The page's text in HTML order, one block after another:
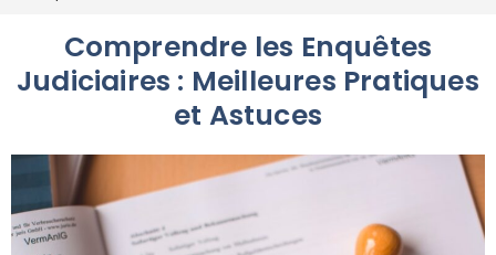
Comprendre les Enquêtes
Judiciaires : Meilleures Pratiques
et Astuces